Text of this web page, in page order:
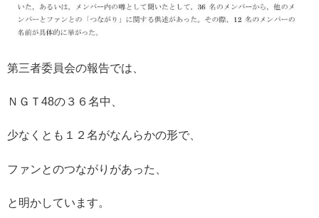
第三者委員会の報告では、
ＮＧＴ48の３６名中、
少なくとも１２名がなんらかの形で、
ファンとのつながりがあった、
と明かしています。